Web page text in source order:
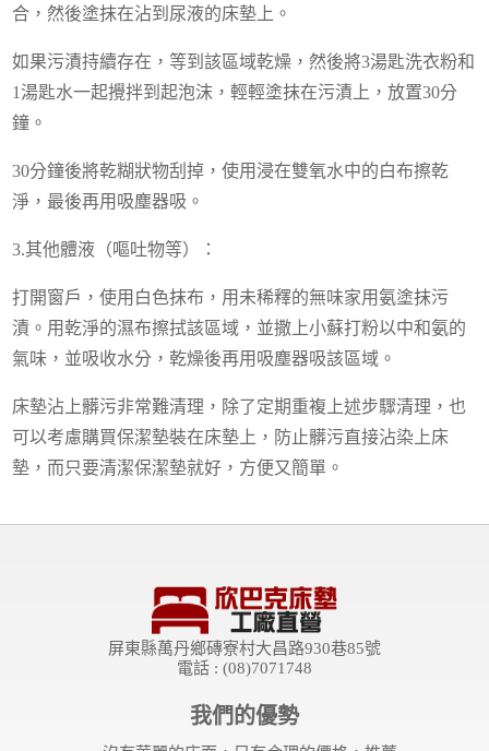
合，然後塗抹在沾到尿液的床墊上。
如果污漬持續存在，等到該區域乾燥，然後將3湯匙洗衣粉和
1湯匙水一起攪拌到起泡沫，輕輕塗抹在污漬上，放置30分
鐘。
30分鐘後將乾糊狀物刮掉，使用浸在雙氧水中的白布擦乾
淨，最後再用吸塵器吸。
3.其他體液（嘔吐物等）：
打開窗戶，使用白色抹布，用未稀釋的無味家用氨塗抹污
漬。用乾淨的濕布擦拭該區域，並撒上小蘇打粉以中和氨的
氣味，並吸收水分，乾燥後再用吸塵器吸該區域。
床墊沾上髒污非常難清理，除了定期重複上述步驟清理，也
可以考慮購買保潔墊裝在床墊上，防止髒污直接沾染上床
墊，而只要清潔保潔墊就好，方便又簡單。
屏東縣萬丹鄉磚寮村大昌路930巷85號
電話 : (08)7071748
我們的優勢